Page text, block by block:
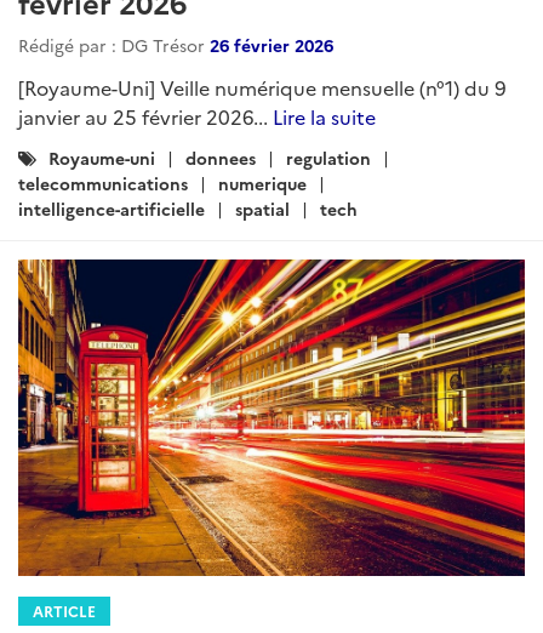
Rédigé par : DG Trésor 26 février 2026
[Royaume-Uni] Veille numérique mensuelle (n°1) du 9
janvier au 25 février 2026... Lire la suite
Catégories
:
Royaume-uni donnees
regulation
telecommunications
numerique
intelligence-artificielle
spatial tech
ARTICLE